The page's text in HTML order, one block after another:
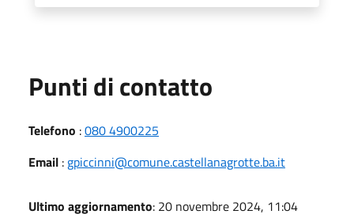
Punti di contatto
Telefono :080 4900225
Email : gpiccinni@comune.castellanagrotte.ba.it
Ultimo aggiornamento: 20 novembre 2024, 11:04